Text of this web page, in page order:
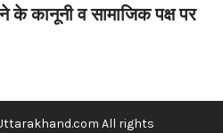
के कानूनी व सामाजिक पक्ष पर
All rights